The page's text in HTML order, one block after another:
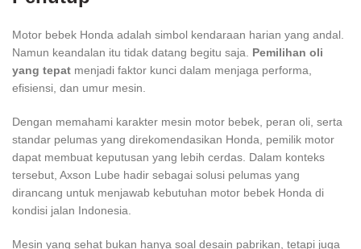
Motor bebek Honda adalah simbol kendaraan harian yang andal.
Namun keandalan itu tidak datang begitu saja. Pemilihan oli
yang tepat menjadi faktor kunci dalam menjaga performa,
efisiensi, dan umur mesin.
Dengan memahami karakter mesin motor bebek, peran oli, serta
standar pelumas yang direkomendasikan Honda, pemilik motor
dapat membuat keputusan yang lebih cerdas. Dalam konteks
tersebut, Axson Lube hadir sebagai solusi pelumas yang
dirancang untuk menjawab kebutuhan motor bebek Honda di
kondisi jalan Indonesia.
Mesin yang sehat bukan hanya soal desain pabrikan, tetapi juga